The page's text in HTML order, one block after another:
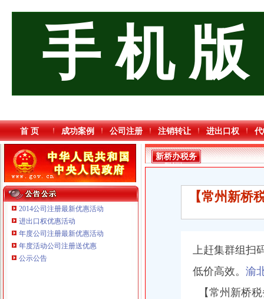
手 机 版
首 页 成功案例 公司注册 注销转让 进出口权
2014公司注册最新优惠活动
进出口权优惠活动
年度公司注册最新优惠活动
年度活动公司注册送优惠
公示公告
重庆三虹房地产营销策划有限公司
新桥办税务
登记证
【常州新桥
上赶集群组扫
低价高效。 渝
【常州新桥